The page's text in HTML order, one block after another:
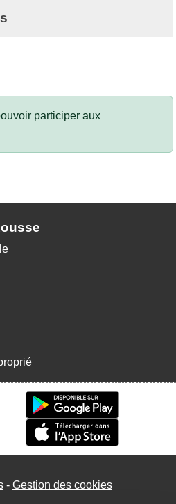
participer aux
Gestion des cookies